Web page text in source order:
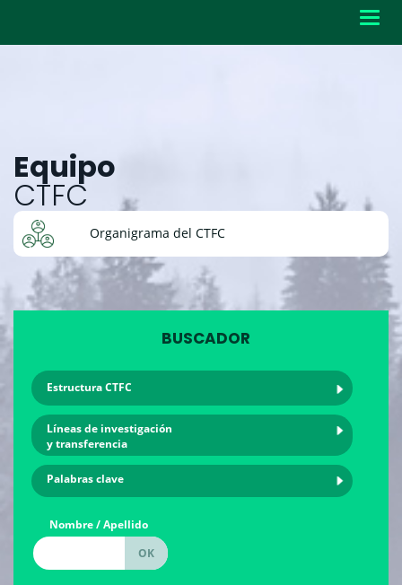
Equipo
CTFC
Organigrama del CTFC
BUSCADOR
Estructura CTFC
Líneas de investigación
y transferencia
Palabras clave
Nombre / Apellido